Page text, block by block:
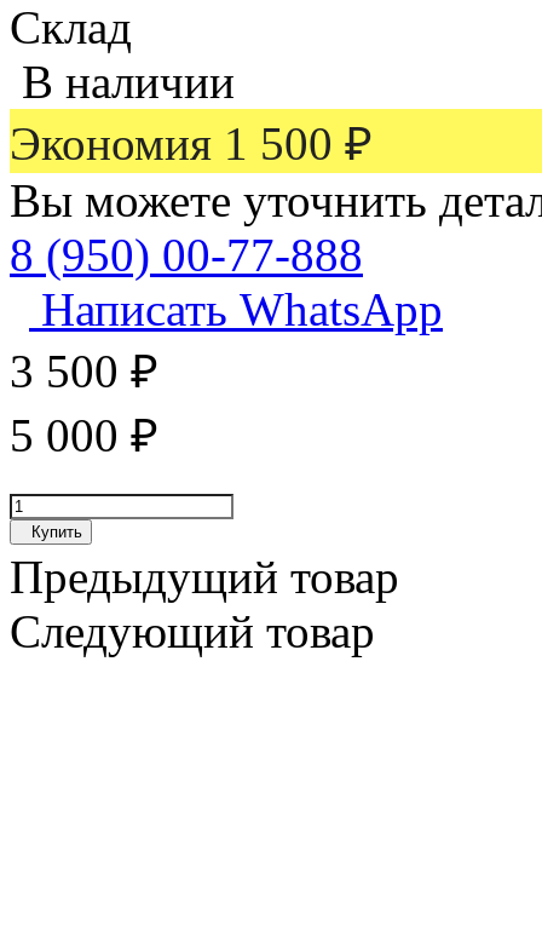
Склад
В наличии
Экономия 1 500 ₽
Вы можете уточнить
8 (950) 00-77-888
Написать WhatsApp
3 500 ₽
5 000 ₽
Купить
Предыдущий товар
Следующий товар